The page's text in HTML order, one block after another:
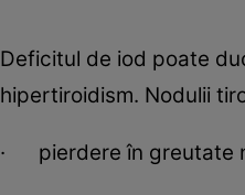
Deficitul de iod poate
hipertiroidism. Nodulii
· pierdere în greutate